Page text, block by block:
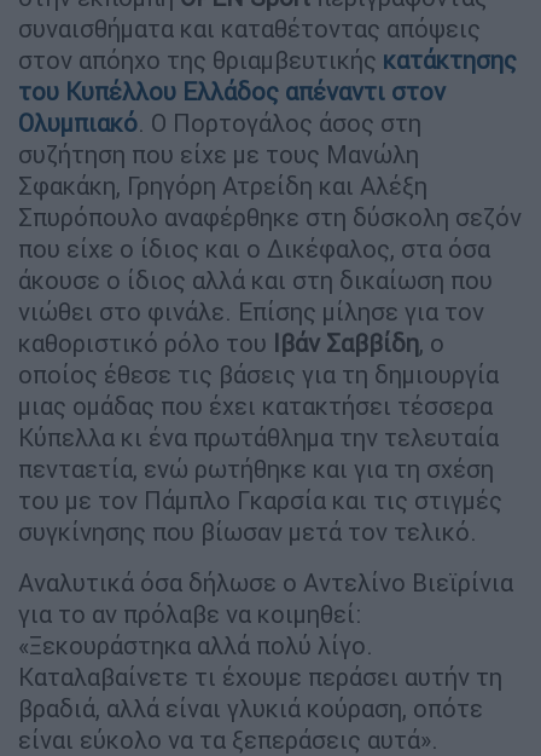
συναισθήματα και καταθέτοντας απόψεις
στον απόηχο της θριαμβευτικής κατάκτησης
του Κυπέλλου Ελλάδος απέναντι στον
Ολυμπιακό. Ο Πορτογάλος άσος στη
συζήτηση που είχε με τους Μανώλη
Σφακάκη, Γρηγόρη Ατρείδη και Αλέξη
Σπυρόπουλο αναφέρθηκε στη δύσκολη σεζόν
που είχε ο ίδιος και ο Δικέφαλος, στα όσα
άκουσε ο ίδιος αλλά και στη δικαίωση που
νιώθει στο φινάλε. Επίσης μίλησε για τον
καθοριστικό ρόλο του Ιβάν Σαββίδη, ο
οποίος έθεσε τις βάσεις για τη δημιουργία
μιας ομάδας που έχει κατακτήσει τέσσερα
Κύπελλα κι ένα πρωτάθλημα την τελευταία
πενταετία, ενώ ρωτήθηκε και για τη σχέση
του με τον Πάμπλο Γκαρσία και τις στιγμές
συγκίνησης που βίωσαν μετά τον τελικό.
Αναλυτικά όσα δήλωσε ο Αντελίνο Βιεϊρίνια
για το αν πρόλαβε να κοιμηθεί:
«Ξεκουράστηκα αλλά πολύ λίγο.
Καταλαβαίνετε τι έχουμε περάσει αυτήν τη
βραδιά, αλλά είναι γλυκιά κούραση, οπότε
είναι εύκολο να τα ξεπεράσεις αυτά».